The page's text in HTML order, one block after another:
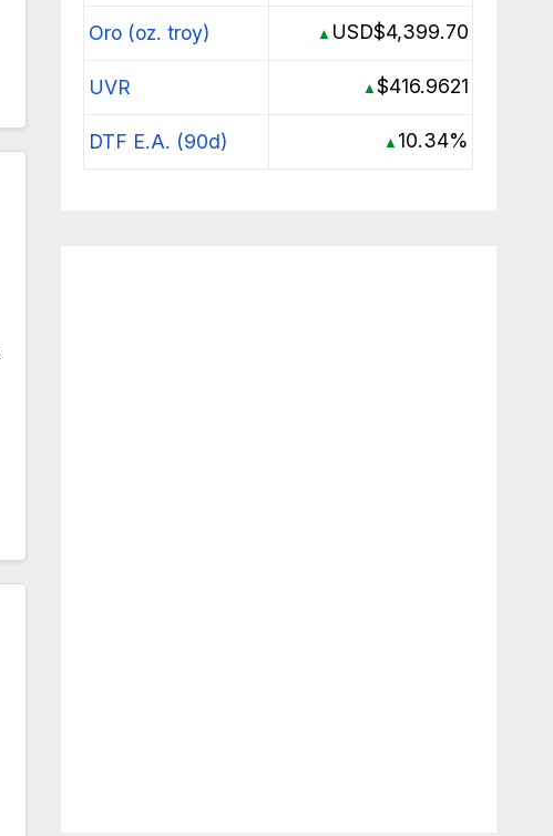
Oro (oz. troy) ▲ USD$4,399.70
UVR ▲$416.9621
DTF E.A. (90d) ▲ 10.34%